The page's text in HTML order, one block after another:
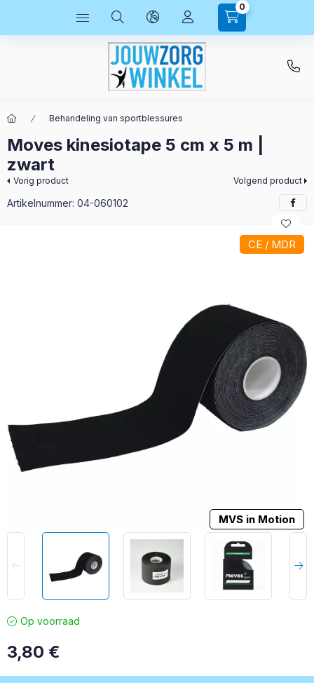
0
Behandeling van sportblessures
Moves kinesiotape 5 cm x 5 m |
zwart
Vorig product Volgend product
Artikelnummer: 04-060102
CE / MDR
MVS in Motion
Op voorraad
3,80 €